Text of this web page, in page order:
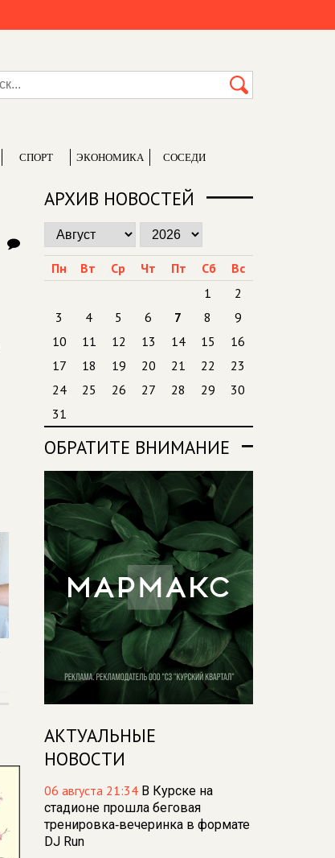
СПОРТ ЭКОНОМИКА СОСЕДИ
АРХИВ НОВОСТЕЙ
Пн Вт Ср Чт Пт Сб
Вс
1
2
3
4 5 6 7 8
9
10
11 12 13 14 15
16
17
18 19 20 21 22
23
24
25 26 27 28 29
30
31
ОБРАТИТЕ ВНИМАНИЕ
АКТУАЛЬНЫЕ
НОВОСТИ
06 августа 21:34 В Курске на
стадионе прошла беговая
тренировка‑вечеринка в формате
DJ Run